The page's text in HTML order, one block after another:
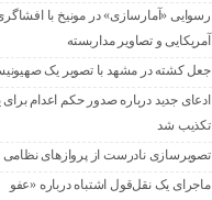
رسوایی «آمارسازی» در مونیخ با
آمریکایی و تصاویر مداربسته
جعل کشته در مشهد با تصویر یک
ادعای جدید درباره صدور حکم اعدام
تکذیب شد
تصویرسازی نادرست از پروازهای نظامی
ماجرای یک نقل‌قول اشتباه درباره «عفو